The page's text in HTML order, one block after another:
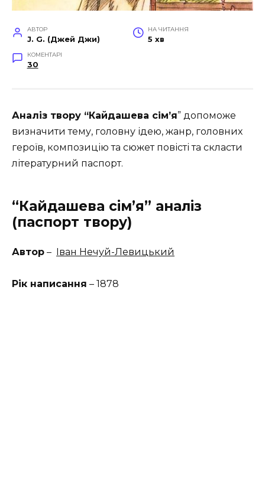
АВТОР
J. G. (Джей Джи)
НА ЧИТАННЯ
5 хв
КОМЕНТАРІ
30
Аналіз твору “Кайдашева сiм’я” допоможе
визначити тему, головну ідею, жанр, головних
героїв, композицію та сюжет повісті та скласти
літературний паспорт.
“Кайдашева сiм’я” аналiз
(паспорт твору)
Автор – Іван Нечуй-Левицький
Рік написання – 1878